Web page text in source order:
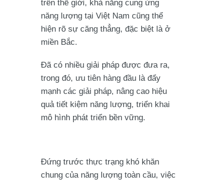
trên thế giới, khả năng cung ứng
năng lượng tại Việt Nam cũng thể
hiện rõ sự căng thẳng, đặc biệt là ở
miền Bắc.
Đã có nhiều giải pháp được đưa ra,
trong đó, ưu tiên hàng đầu là đẩy
mạnh các giải pháp, nâng cao hiệu
quả tiết kiệm năng lượng, triển khai
mô hình phát triển bền vững.
Đứng trước thực trạng khó khăn
chung của năng lượng toàn cầu, việc